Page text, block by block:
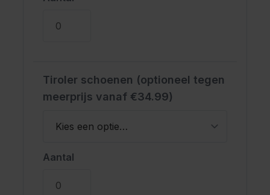
Tiroler schoenen (optioneel tegen
meerprijs vanaf €34.99)
Aantal